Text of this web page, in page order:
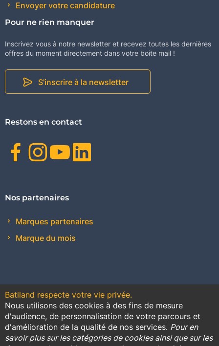
Envoyer votre candidature
Pour ne rien manquer
Inscrivez vous à notre newsletter et recevez toutes les dernières
offres du moment directement dans votre boite mail !
S'inscrire à la newsletter
Restons en contact
Facebook
Instagram
Youtube
Nos partenaires
Marques partenaires
Marque du mois
Contact Conditions générales de vente
Promotions
Batiland respecte votre vie privée.
Nous utilisons des cookies à des fins de mesure
d'audience, de personnalisation de votre parcours et
d'amélioration de la qualité de nos services. Pour en
savoir plus sur les catégories de cookies ainsi que sur les